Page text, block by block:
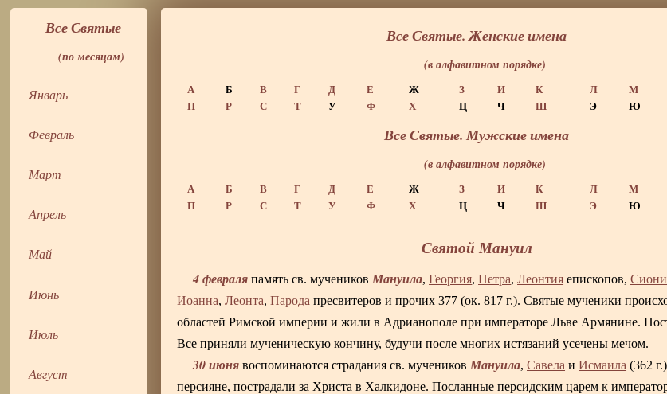
Все Святые
(по месяцам)
Январь
Февраль
Март
Апрель
Май
Июнь
Июль
Август
Все Святые. Женские имена
(в алфавитном порядке)
А Б В Г Д Е Ж З И К Л М
П
Р С Т У Ф Х Ц Ч Ш Э Ю
Все Святые. Мужские имена
(в алфавитном порядке)
А Б В Г Д Е Ж З И К Л М
П
Р С Т У Ф Х Ц Ч Ш Э Ю
Святой Мануил
4 февраля память св. мучеников Мануила,Георгия,Петра,Леонтия епископов,
Иоанна,Леонта,Парода пресвитеров и прочих 377 (ок. 817 г.). Святые мученики
областей Римской империи и жили в Адрианополе при императоре Льве Армянине.
Все приняли мученическую кончину, будучи после многих истязаний усечены мечом.
30 июня воспоминаются страдания св. мучеников Мануила,Савела иИсмаила (362
персияне, пострадали за Христа в Халкидоне. Посланные персидским царем к